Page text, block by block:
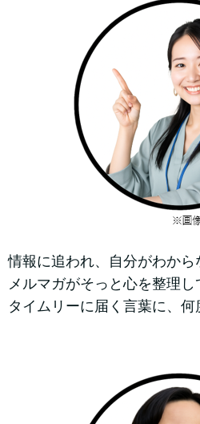
情報に追われ、自分がわから
メルマガがそっと心を整理し
タイムリーに届く言葉に、何